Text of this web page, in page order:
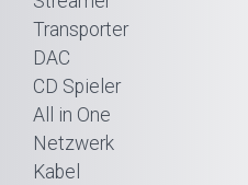
Transporter
DAC
CD Spieler
All in One
Netzwerk
Kabel